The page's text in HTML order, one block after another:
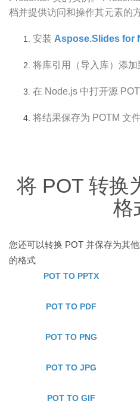
档并提供访问和操作其元素的方
安装 Aspose.Slides for
将库引用（导入库）添加
在 Node.js 中打开源 POT
将结果保存为 POTM 文件
将 POT 转换
格
您还可以转换 POT 并保存为其
的格式
POT TO PPTX
POT TO PDF
POT TO PNG
POT TO JPG
POT TO GIF